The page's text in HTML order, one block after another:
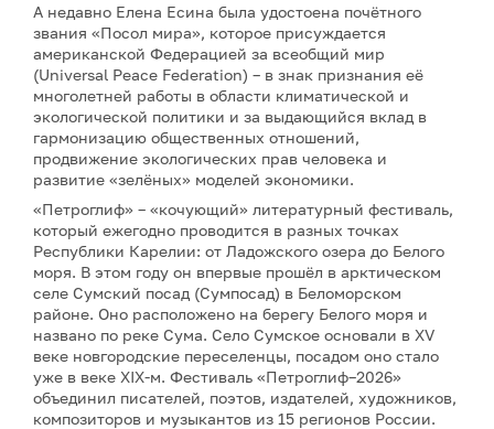
А недавно Елена Есина была удостоена почётного
звания «Посол мира», которое присуждается
американской Федерацией за всеобщий мир
(Universal Peace Federation) – в знак признания её
многолетней работы в области климатической и
экологической политики и за выдающийся вклад в
гармонизацию общественных отношений,
продвижение экологических прав человека и
развитие «зелёных» моделей экономики.
«Петроглиф» – «кочующий» литературный фестиваль,
который ежегодно проводится в разных точках
Республики Карелии: от Ладожского озера до Белого
моря. В этом году он впервые прошёл в арктическом
селе Сумский посад (Сумпосад) в Беломорском
районе. Оно расположено на берегу Белого моря и
названо по реке Сума. Село Сумское основали в XV
веке новгородские переселенцы, посадом оно стало
уже в веке XIX-м. Фестиваль «Петроглиф–2026»
объединил писателей, поэтов, издателей, художников,
композиторов и музыкантов из 15 регионов России.